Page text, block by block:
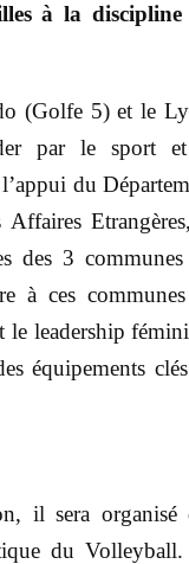
à la discipline
(Golfe 5) et le
par le sport
du
des 3
à ces
le leadership
équipements
il sera organisé
du